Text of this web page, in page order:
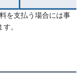
を支払う場合には事
。